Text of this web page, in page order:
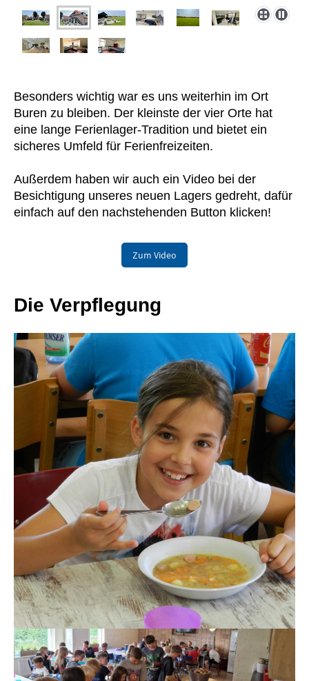
Besonders wichtig war es uns weiterhin im Ort
Buren zu bleiben. Der kleinste der vier Orte hat
eine lange Ferienlager-Tradition und bietet ein
sicheres Umfeld für Ferienfreizeiten.
Außerdem haben wir auch ein Video bei der
Besichtigung unseres neuen Lagers gedreht, dafür
einfach auf den nachstehenden Button klicken!
Zum Video
Die Verpflegung